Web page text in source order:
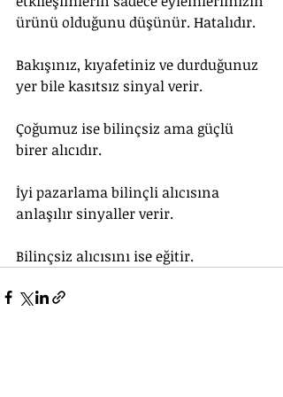
ürünü olduğunu düşünür. Hatalıdır.
Bakışınız, kıyafetiniz ve durduğunuz
yer bile kasıtsız sinyal verir.
Çoğumuz ise bilinçsiz ama güçlü
birer alıcıdır.
İyi pazarlama bilinçli alıcısına
anlaşılır sinyaller verir.
Bilinçsiz alıcısını ise eğitir.